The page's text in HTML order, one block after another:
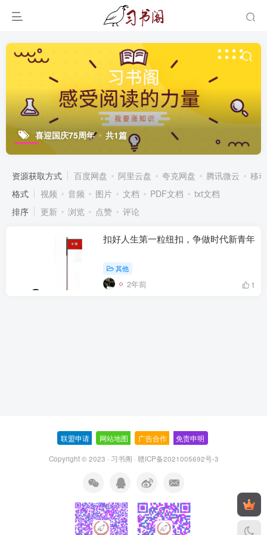
喜迎国庆75周年 共1篇
资源获取方式 百度网盘 阿里云盘 夸克网盘 腾讯微云
移
格式
视频 音频 图片 文档 PDF文档
txt文档
排序
更新 浏览 点赞 评论
扣好人生第一粒纽扣，争做时代新青年
其他
2年前 1
联盟申请 网站地图 广告合作 免责申明
Copyright © 2023 · 习书阁 · 赣ICP备2021005692号-3